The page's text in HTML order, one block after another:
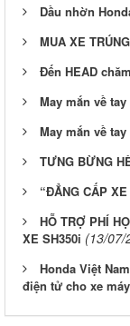
Dầu nhờn
MUA XE
Đến HEAD
May mắn về
May mắn về
TƯNG BỪNG
“ĐẲNG CẤP
HỖ TRỢ PHÍ
XE SH350i (13/07/
Honda Việt
điện tử cho xe